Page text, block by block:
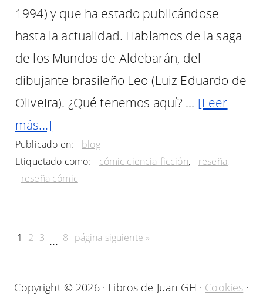
1994) y que ha estado publicándose
hasta la actualidad. Hablamos de la saga
de los Mundos de Aldebarán, del
dibujante brasileño Leo (Luiz Eduardo de
Oliveira). ¿Qué tenemos aquí? … [Leer
más...]
de
Cómic
de
(Reseña)
Publicado en:
blog
Etiquetado como:
cómic ciencia-ficción, reseña,
reseña cómic
Página
1 Página
2 Página
3 Páginas
omitidas
… Página
8 Ir
página siguiente »
Copyright © 2026 · Libros de Juan GH · Cookies ·